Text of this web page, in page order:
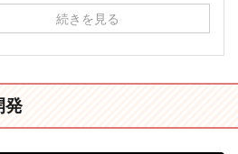
続きを見る
発